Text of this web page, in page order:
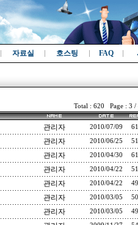
자료실 호스팅 FAQ
Total : 620 Page : 3 /
관리자 2010/07/09
관리자 2010/06/25
관리자 2010/04/30
관리자 2010/04/22
관리자 2010/04/22
관리자 2010/03/05
관리자 2010/03/05